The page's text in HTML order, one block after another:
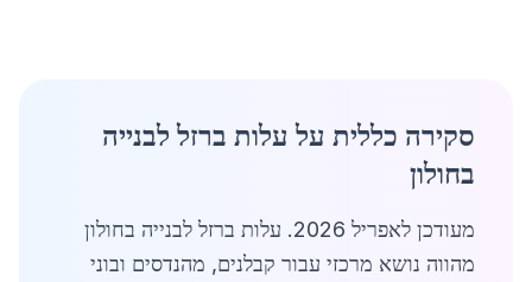
סקירה כללית על עלות ברזל לבנייה
בחולון
מעודכן לאפריל 2026. עלות ברזל לבנייה בחולון
מהווה נושא מרכזי עבור קבלנים, מהנדסים ובוני